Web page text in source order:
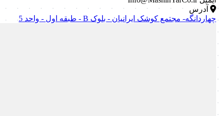
آدرس
چهاردانگه- مجتمع کوشک ایرانیان - بلوک B - طبقه اول - واحد 5